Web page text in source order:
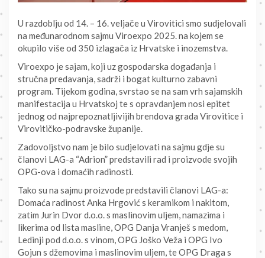
U razdoblju od 14. – 16. veljače u Virovitici smo sudjelovali
na međunarodnom sajmu Viroexpo 2025. na kojem se
okupilo više od 350 izlagača iz Hrvatske i inozemstva.
Viroexpo je sajam, koji uz gospodarska događanja i
stručna predavanja, sadrži i bogat kulturno zabavni
program. Tijekom godina, svrstao se na sam vrh sajamskih
manifestacija u Hrvatskoj te s opravdanjem nosi epitet
jednog od najprepoznatljivijih brendova grada Virovitice i
Virovitičko-podravske županije.
Zadovoljstvo nam je bilo sudjelovati na sajmu gdje su
članovi LAG-a “Adrion” predstavili rad i proizvode svojih
OPG-ova i domaćih radinosti.
Tako su na sajmu proizvode predstavili članovi LAG-a:
Domaća radinost Anka Hrgović s keramikom i nakitom,
zatim Jurin Dvor d.o.o. s maslinovim uljem, namazima i
likerima od lista masline, OPG Danja Vranješ s medom,
Ledinji pod d.o.o. s vinom, OPG Joško Veža i OPG Ivo
Gojun s džemovima i maslinovim uljem, te OPG Draga s